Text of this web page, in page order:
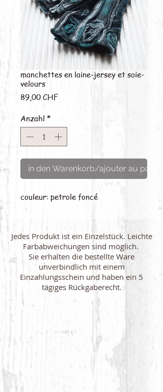
manchettes en laine-jersey et soie-
velours
89,00 CHFPreis
Anzahl *
in den Warenkorb/ajouter au panier
couleur: petrole foncé
Jedes Produkt ist ein Einzelstück. Leichte
Farbabweichungen sind möglich.
Sie erhalten die bestellte Ware
unverbindlich mit einem
Einzahlungsschein und haben ein 5
tägiges Rückgaberecht.